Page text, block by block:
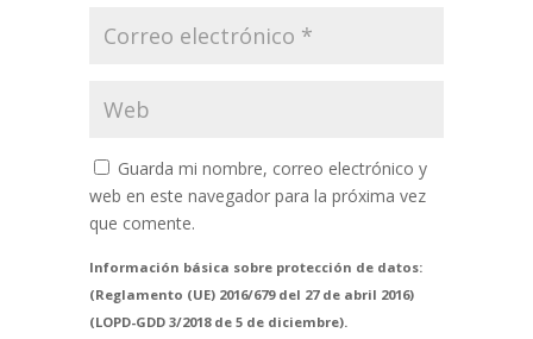
Guarda mi nombre, correo electrónico y
web en este navegador para la próxima vez
que comente.
Información básica sobre protección de datos:
(Reglamento (UE) 2016/679 del 27 de abril 2016)
(LOPD-GDD 3/2018 de 5 de diciembre).